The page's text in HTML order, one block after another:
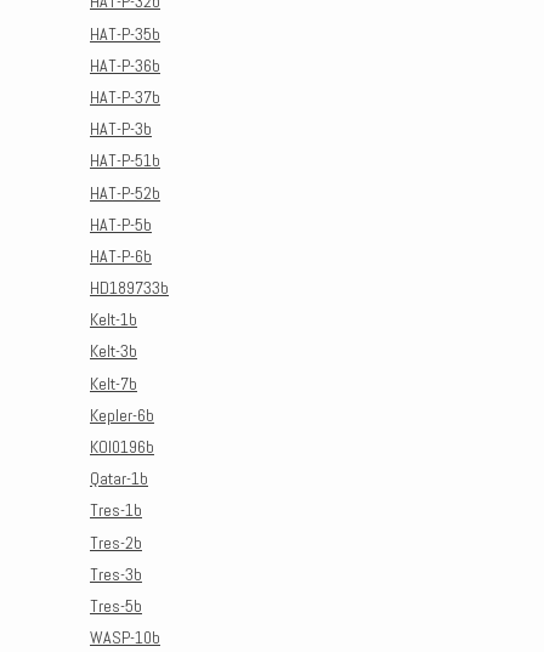
HAT-P-35b
HAT-P-36b
HAT-P-37b
HAT-P-3b
HAT-P-51b
HAT-P-52b
HAT-P-5b
HAT-P-6b
HD189733b
Kelt-1b
Kelt-3b
Kelt-7b
Kepler-6b
KOI0196b
Qatar-1b
Tres-1b
Tres-2b
Tres-3b
Tres-5b
WASP-10b